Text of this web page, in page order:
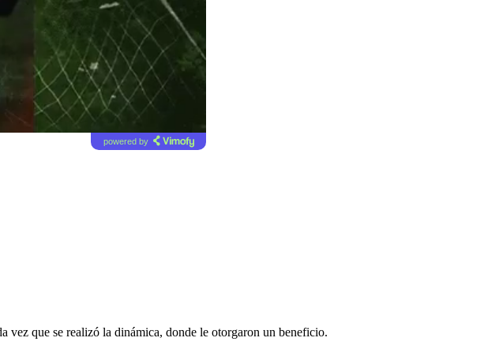
powered by
vez que se realizó la dinámica, donde le otorgaron un beneficio.